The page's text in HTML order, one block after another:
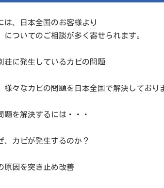
は、日本全国のお客様より
についてのご相談が多く寄せられます。
荘に発生しているカビの問題
様々なカビの問題を日本全国で解決しており
題を解決するには・・・
、カビが発生するのか？
原因を突き止め改善